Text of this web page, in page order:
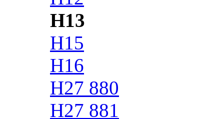
H13
H15
H16
H27 880
H27 881